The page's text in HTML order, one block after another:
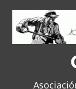
content